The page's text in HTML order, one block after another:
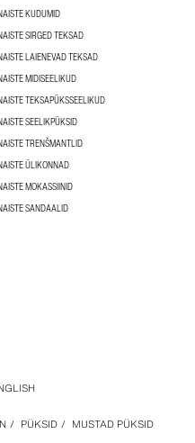
KUDUMID
SIRGED TEKSAD
LAIENEVAD TEKSAD
MIDISEELIKUD
TEKSAPÜKSSEELIKUD
SEELIKPÜKSID
TRENŠMANTLID
ÜLIKONNAD
MOKASSIINID
SANDAALID
/ PÜKSID / MUSTAD PÜKSID